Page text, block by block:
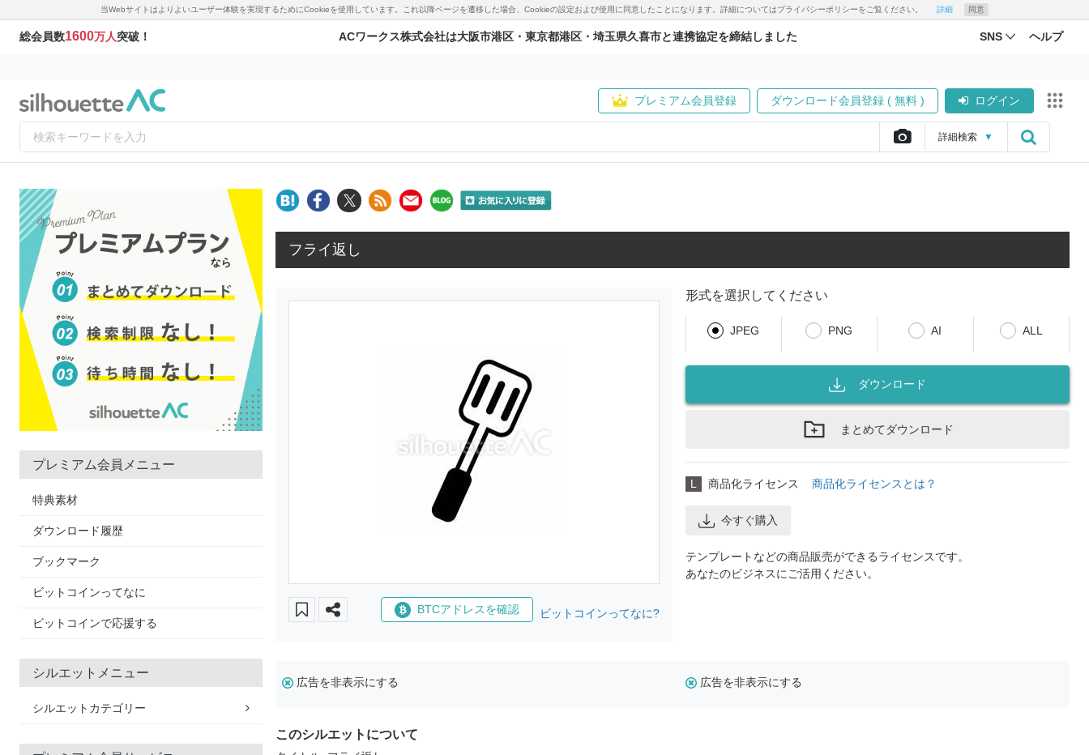
当Webサイトはよりよいユーザー体験を実現するためにCookieを使用しています。これ以降ページを遷移した場合、Cookieの設定および使用に同意したことになります。詳細についてはプライバシーポリシーをご覧ください。 詳細 同意
総会員数1600万人突破！ ACワークス株式会社は大阪市港区・東京都港区・埼玉県久喜市と連携協定を締結しました SNS ヘルプ
プレミアム会員登録 ダウンロード会員登録 ( 無料 ) ログイン
詳細検索 ▼
プレミアム会員メニュー
特典素材
ダウンロード履歴
ブックマーク
ビットコインってなに
ビットコインで応援する
シルエットメニュー
シルエットカテゴリー
フライ返し
BTCアドレスを確認 ビットコインってなに?
形式を選択してください
JPEG PNG AI ALL
ダウンロード
まとめてダウンロード
L 商品化ライセンス 商品化ライセンスとは？
今すぐ購入
テンプレートなどの商品販売ができるライセンスです。
あなたのビジネスにご活用ください。
広告を非表示にする 広告を非表示にする
このシルエットについて